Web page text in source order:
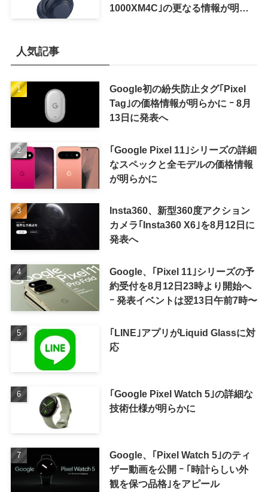
1000XM4C｣の更なる情報が明ら
人気記事
Google初の紛失防止タグ｢Pixel
Tag｣の価格情報が明らかに ｰ 8月
13日に発表へ
｢Google Pixel 11｣シリーズの詳細
なスペックと全モデルの価格情報
が明らかに
Insta360、新型360度アクション
カメラ｢Insta360 X6｣を8月12日に
発表へ
Google、｢Pixel 11｣シリーズの予
約受付を8月12日23時より開始へ
ｰ 発表イベントは翌13日午前7時〜
｢LINE｣アプリがLiquid Glassに対
応
｢Google Pixel Watch 5｣の詳細な
技術仕様が明らかに
Google、｢Pixel Watch 5｣のティ
ザー動画を公開 ｰ ｢時計らしい外
観を保つ品格｣をアピール